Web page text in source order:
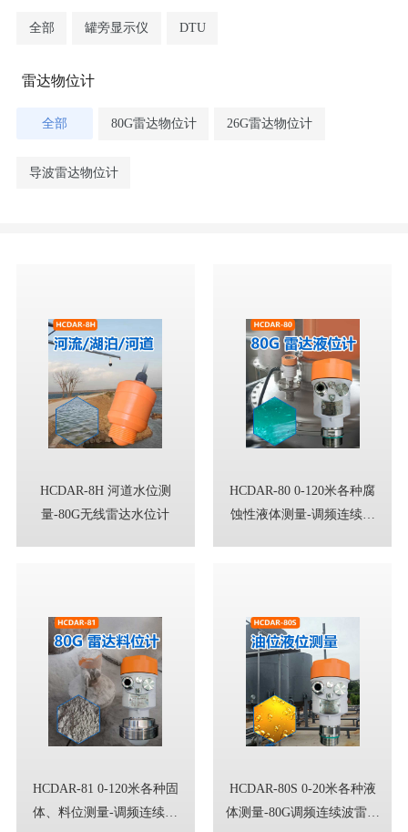
全部 罐旁显示仪 DTU
雷达物位计
全部 80G雷达物位计 26G雷达物位计
导波雷达物位计
HCDAR-8H 河道水位测
量-80G无线雷达水位计
HCDAR-80 0-120米各种腐
蚀性液体测量-调频连续波
HCDAR-81 0-120米各种固
体、料位测量-调频连续波
HCDAR-80S 0-20米各种液
体测量-80G调频连续波雷达